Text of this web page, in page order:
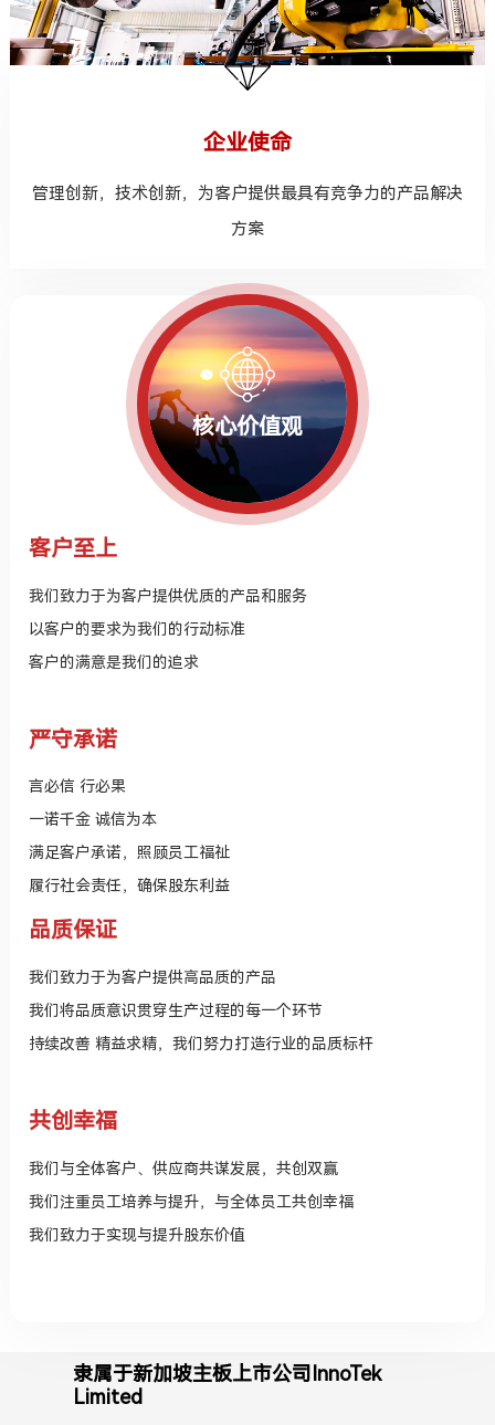
企业使命
管理创新，技术创新，为客户提供最具有竞争力的产品解决
方案
核心价值观
客户至上
我们致力于为客户提供优质的产品和服务
以客户的要求为我们的行动标准
客户的满意是我们的追求
严守承诺
言必信 行必果
一诺千金 诚信为本
满足客户承诺，照顾员工福祉
履行社会责任，确保股东利益
品质保证
我们致力于为客户提供高品质的产品
我们将品质意识贯穿生产过程的每一个环节
持续改善 精益求精，我们努力打造行业的品质标杆
共创幸福
我们与全体客户、供应商共谋发展，共创双赢
我们注重员工培养与提升，与全体员工共创幸福
我们致力于实现与提升股东价值
隶属于新加坡主板上市公司InnoTek
Limited